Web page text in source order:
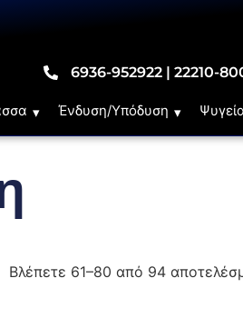
6936-952922 | 22210-
Ένδυση/Υπόδυση
Βλέπετε 61–80 από 94